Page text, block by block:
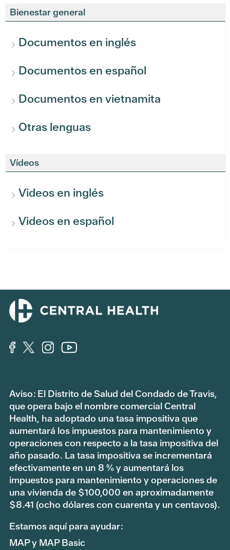
Bienestar general
Documentos en inglés
Documentos en español
Documentos en vietnamita
Otras lenguas
Vídeos
Videos en inglés
Videos en español
Aviso: El Distrito de Salud del Condado de Travis,
que opera bajo el nombre comercial Central
Health, ha adoptado una tasa impositiva que
aumentará los impuestos para mantenimiento y
operaciones con respecto a la tasa impositiva del
año pasado. La tasa impositiva se incrementará
efectivamente en un 8 % y aumentará los
impuestos para mantenimiento y operaciones de
una vivienda de $100,000 en aproximadamente
$8.41 (ocho dólares con cuarenta y un centavos).
Estamos aquí para ayudar:
MAP y MAP Basic